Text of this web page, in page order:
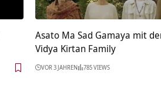
Asato Ma Sad Gamaya mit
Vidya Kirtan Family
VOR 3 JAHREN 785 VIEWS